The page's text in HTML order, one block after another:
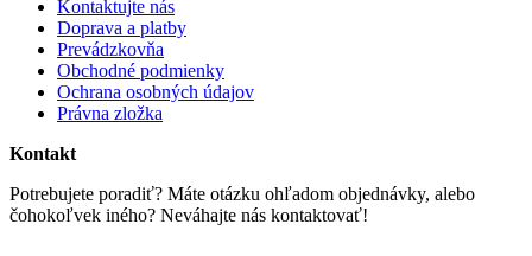
Kontaktujte nás
Doprava a platby
Prevádzkovňa
Obchodné podmienky
Ochrana osobných údajov
Právna zložka
Kontakt
Potrebujete poradiť? Máte otázku ohľadom objednávky, alebo
čohokoľvek iného? Neváhajte nás kontaktovať!